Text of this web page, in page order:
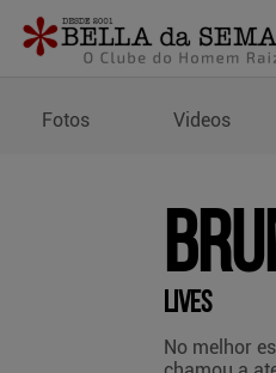
Lives de
Fotos Videos
Lives
No melhor